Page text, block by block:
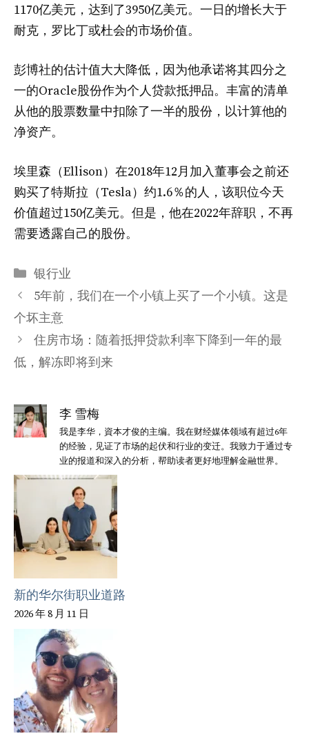
1170亿美元，达到了3950亿美元。一日的增长大于
耐克，罗比丁或杜会的市场价值。
彭博社的估计值大大降低，因为他承诺将其四分之
一的Oracle股份作为个人贷款抵押品。丰富的清单
从他的股票数量中扣除了一半的股份，以计算他的
净资产。
埃里森（Ellison）在2018年12月加入董事会之前还
购买了特斯拉（Tesla）约1.6％的人，该职位今天
价值超过150亿美元。但是，他在2022年辞职，不再
需要透露自己的股份。
分
类
银行业
5年前，我们在一个小镇上买了一个小镇。这是
个坏主意
住房市场：随着抵押贷款利率下降到一年的最
低，解冻即将到来
李 雪梅
我是李华，資本才俊的主编。我在财经媒体领域有超过6年
的经验，见证了市场的起伏和行业的变迁。我致力于通过专
业的报道和深入的分析，帮助读者更好地理解金融世界。
新的华尔街职业道路
2026 年 8 月 11 日